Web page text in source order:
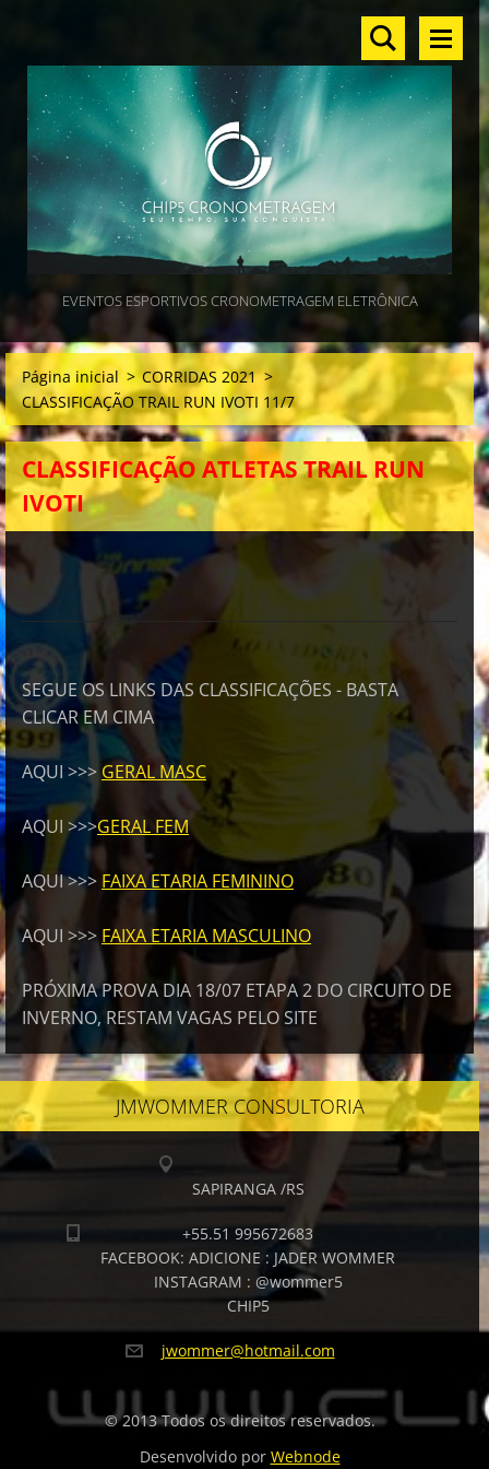
EVENTOS ESPORTIVOS CRONOMETRAGEM ELETRÔNICA
Página inicial > CORRIDAS 2021 >
CLASSIFICAÇÃO TRAIL RUN IVOTI 11/7
CLASSIFICAÇÃO ATLETAS TRAIL RUN
IVOTI
SEGUE OS LINKS DAS CLASSIFICAÇÕES - BASTA
CLICAR EM CIMA
AQUI >>> GERAL MASC
AQUI >>>GERAL FEM
AQUI >>> FAIXA ETARIA FEMININO
AQUI >>> FAIXA ETARIA MASCULINO
PRÓXIMA PROVA DIA 18/07 ETAPA 2 DO CIRCUITO DE
INVERNO, RESTAM VAGAS PELO SITE
JMWOMMER CONSULTORIA
SAPIRANGA /RS
+55.51 995672683
FACEBOOK: ADICIONE : JADER WOMMER
INSTAGRAM : @wommer5
CHIP5
jwommer@hotmail.com
© 2013 Todos os direitos reservados.
Desenvolvido por Webnode